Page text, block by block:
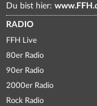
Du bist hier:
RADIO
FFH Live
80er Radio
90er Radio
2000er Radio
Rock Radio